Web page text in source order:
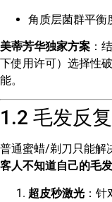
角质层菌群平衡
美蒂芳华独家方案 ：
下使用许可）选择性
能。
1.2 毛发反
普通蜜蜡/剃刀只能解
客人不知道自己的毛
超皮秒激光 ：